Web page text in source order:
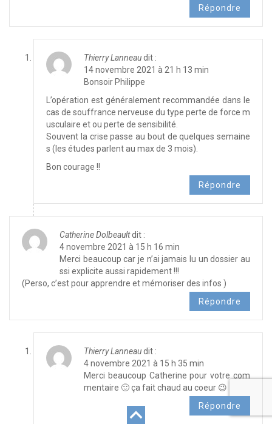
Répondre
Thierry Lanneaudit :
14 novembre 2021 à 21 h 13 min
Bonsoir Philippe
L’opération est généralement recommandée dans le
cas de souffrance nerveuse du type perte de force m
usculaire et ou perte de sensibilité.
Souvent la crise passe au bout de quelques semaine
s (les études parlent au max de 3 mois).
Bon courage !!
Répondre
Catherine Dolbeaultdit :
4 novembre 2021 à 15 h 16 min
Merci beaucoup car je n’ai jamais lu un dossier au
ssi explicite aussi rapidement !!!
(Perso, c’est pour apprendre et mémoriser des infos )
Répondre
Thierry Lanneaudit :
4 novembre 2021 à 15 h 35 min
Merci beaucoup Catherine pour votre com
mentaire 🙂 ça fait chaud au coeur 😉
Répondre